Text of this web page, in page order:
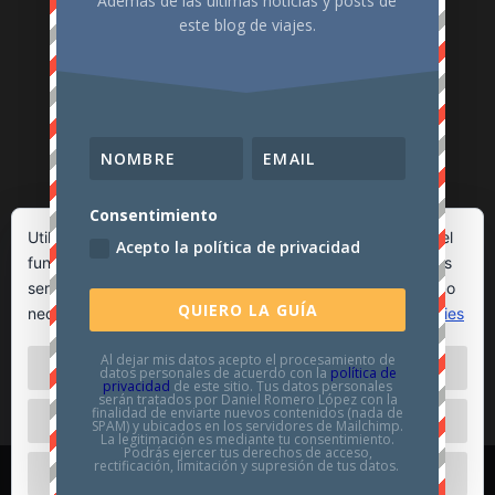
PORTFOLIO
Diseñado por Márcate un Viaje – Tu blog y canal de
este blog de viajes.
Consentimiento
Acepto la política de privacidad
QUIERO LA GUÍA
Al dejar mis datos acepto el procesamiento de
datos personales de acuerdo con la política de
privacidad de este sitio. Tus datos personales
serán tratados por Daniel Romero López con la
finalidad de enviarte nuevos contenidos (nada de
SPAM) y ubicados en los servidores de Mailchimp.
La legitimación es mediante tu consentimiento.
Podrás ejercer tus derechos de acceso,
rectificación, limitación y supresión de tus datos.
Utilizamos cookies propias y de terceros para garantizar el
funcionamiento de la web, medir su uso y mejorar nuestros
servicios. Puede aceptar todas las cookies, rechazar las no
necesarias o configurar sus preferencias.
Política de cookies
ACEPTAR TODO
RECHAZAR
CONFIGURAR